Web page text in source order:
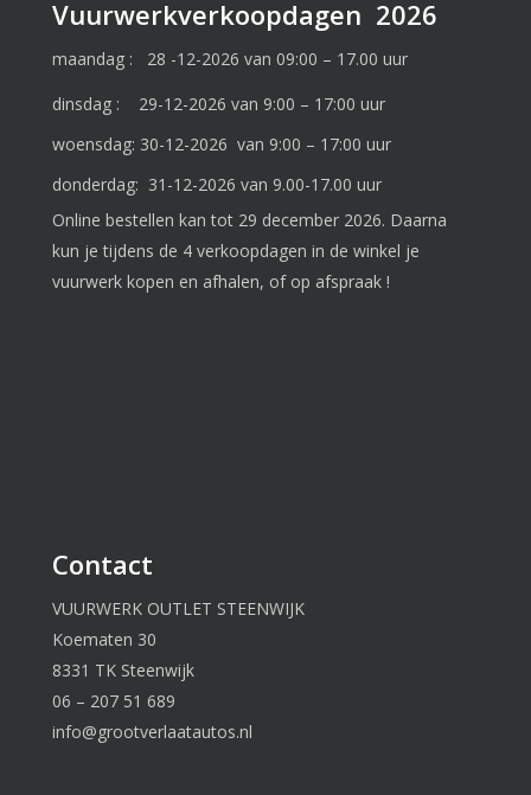
Vuurwerkverkoopdagen 2026
maandag : 28 -12-2026 van 09:00 – 17.00 uur
dinsdag : 29-12-2026 van 9:00 – 17:00 uur
woensdag: 30-12-2026 van 9:00 – 17:00 uur
donderdag: 31-12-2026 van 9.00-17.00 uur
Online bestellen kan tot 29 december 2026. Daarna
kun je tijdens de 4 verkoopdagen in de winkel je
vuurwerk kopen en afhalen, of op afspraak !
Contact
VUURWERK OUTLET STEENWIJK
Koematen 30
8331 TK Steenwijk
06 – 207 51 689
info@grootverlaatautos.nl